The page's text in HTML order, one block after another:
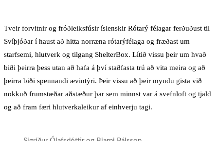
Tveir forvitnir og fróðleiksfúsir íslenskir Rótarý félagar ferðuðust til
Svíþjóðar í haust að hitta norræna rótarýfélaga og fræðast um
starfsemi, hlutverk og tilgang ShelterBox. Lítið vissu þeir um hvað
biði þeirra þess utan að hafa á því staðfasta trú að vita meira og að
þeirra biði spennandi ævintýri. Þeir vissu að þeir myndu gista við
nokkuð frumstæðar aðstæður þar sem minnst var á svefnloft og tjald
og að fram færi hlutverkaleikur af einhverju tagi.